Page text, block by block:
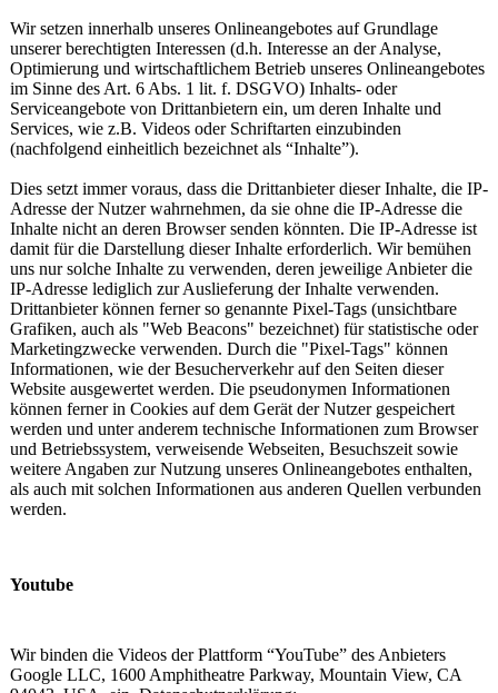
Wir setzen innerhalb unseres Onlineangebotes auf Grundlage
unserer berechtigten Interessen (d.h. Interesse an der Analyse,
Optimierung und wirtschaftlichem Betrieb unseres Onlineangebotes
im Sinne des Art. 6 Abs. 1 lit. f. DSGVO) Inhalts- oder
Serviceangebote von Drittanbietern ein, um deren Inhalte und
Services, wie z.B. Videos oder Schriftarten einzubinden
(nachfolgend einheitlich bezeichnet als “Inhalte”).
Dies setzt immer voraus, dass die Drittanbieter dieser Inhalte, die IP-
Adresse der Nutzer wahrnehmen, da sie ohne die IP-Adresse die
Inhalte nicht an deren Browser senden könnten. Die IP-Adresse ist
damit für die Darstellung dieser Inhalte erforderlich. Wir bemühen
uns nur solche Inhalte zu verwenden, deren jeweilige Anbieter die
IP-Adresse lediglich zur Auslieferung der Inhalte verwenden.
Drittanbieter können ferner so genannte Pixel-Tags (unsichtbare
Grafiken, auch als "Web Beacons" bezeichnet) für statistische oder
Marketingzwecke verwenden. Durch die "Pixel-Tags" können
Informationen, wie der Besucherverkehr auf den Seiten dieser
Website ausgewertet werden. Die pseudonymen Informationen
können ferner in Cookies auf dem Gerät der Nutzer gespeichert
werden und unter anderem technische Informationen zum Browser
und Betriebssystem, verweisende Webseiten, Besuchszeit sowie
weitere Angaben zur Nutzung unseres Onlineangebotes enthalten,
als auch mit solchen Informationen aus anderen Quellen verbunden
werden.
Youtube
Wir binden die Videos der Plattform “YouTube” des Anbieters
Google LLC, 1600 Amphitheatre Parkway, Mountain View, CA